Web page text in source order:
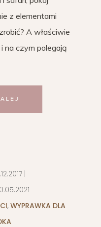
z elementami
A właściwie
na czym polegają
|
, WYPRAWKA DLA